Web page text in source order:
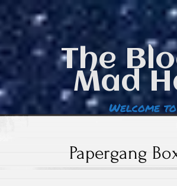
The
Mad
Welcome
Papergang